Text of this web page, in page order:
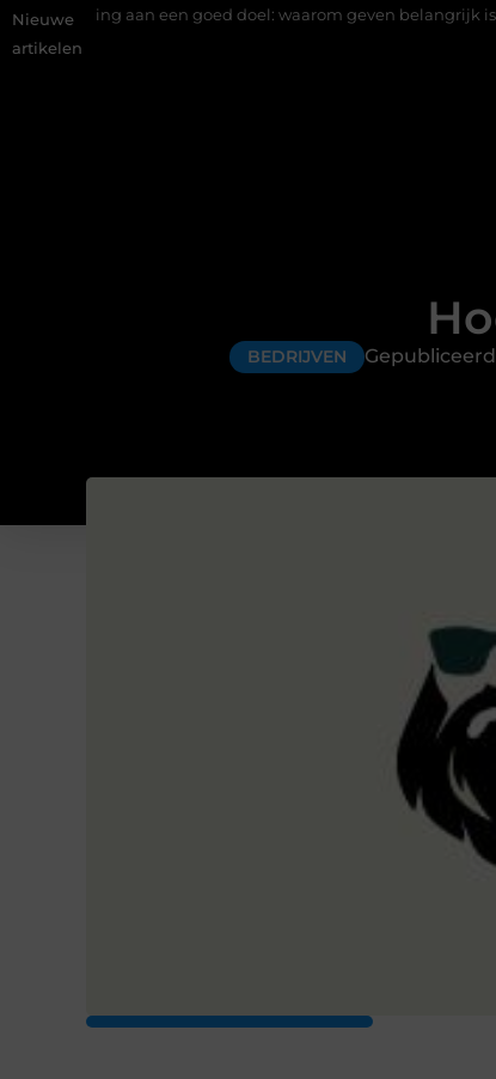
Nieuwe
artikelen
een goed doel: waarom geven belangrijk is en hoe het werkt
BEDRIJVEN